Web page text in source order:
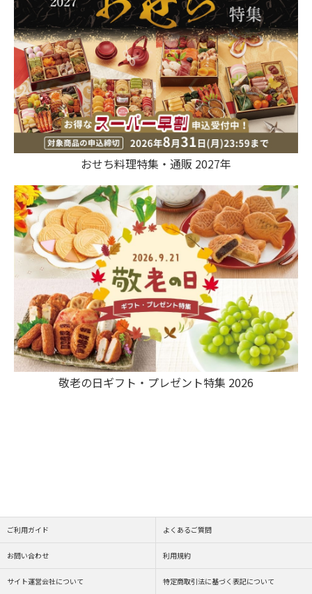
おせち料理特集・通販 2027年
敬老の日ギフト・プレゼント特集 2026
ご利用ガイド よくあるご質問
お問い合わせ 利用規約
サイト運営会社について 特定商取引法に基づく表記について